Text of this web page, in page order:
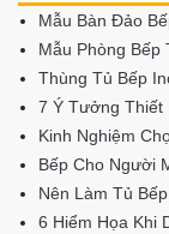
Mẫu Bàn Đảo
Mẫu Phòng
Thùng Tủ Bếp
7 Ý Tưởng Thiết
Kinh Nghiệm
Bếp Cho Người
Nên Làm Tủ
6 Hiểm Họa Khi